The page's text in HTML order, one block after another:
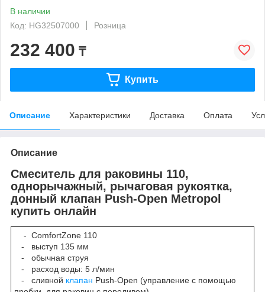
В наличии
Код: HG32507000
Розница
232 400 ₸
Купить
Описание Характеристики Доставка Оплата
Описание
Смеситель для раковины 110,
однорычажный, рычаговая рукоятка,
донный клапан Push-Open Metropol
купить онлайн
- ComfortZone 110
- выступ 135 мм
- обычная струя
- расход воды: 5 л/мин
- сливной клапан Push-Open (управление с помощью